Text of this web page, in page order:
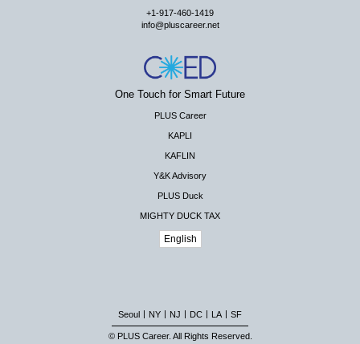
+1-917-460-1419
info@pluscareer.net
One Touch for Smart Future
PLUS Career
KAPLI
KAFLIN
Y&K Advisory
PLUS Duck
MIGHTY DUCK TAX
English
Seoul NY NJ DC LA SF
© PLUS Career. All Rights Reserved.